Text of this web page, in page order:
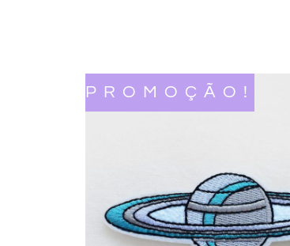
PROMOÇÃO!